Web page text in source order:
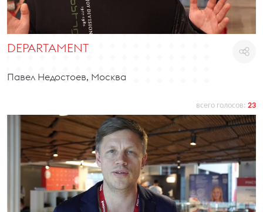
DEPARTAMENT
Павел Недостоев, Москва
всего голосов: 23